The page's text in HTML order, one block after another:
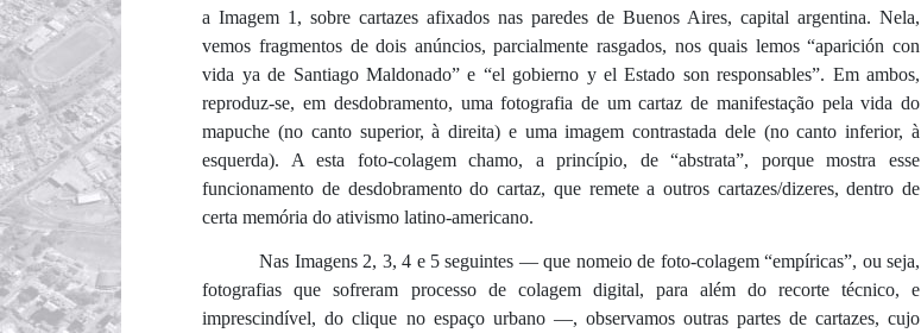
a Imagem 1, sobre cartazes afixados nas paredes de Buenos Aires, capital argentina. Nela,
vemos fragmentos de dois anúncios, parcialmente rasgados, nos quais lemos “aparición con
vida ya de Santiago Maldonado” e “el gobierno y el Estado son responsables”. Em ambos,
reproduz-se, em desdobramento, uma fotografia de um cartaz de manifestação pela vida do
mapuche (no canto superior, à direita) e uma imagem contrastada dele (no canto inferior, à
esquerda). A esta foto-colagem chamo, a princípio, de “abstrata”, porque mostra esse
funcionamento de desdobramento do cartaz, que remete a outros cartazes/dizeres, dentro de
certa memória do ativismo latino-americano.
Nas Imagens 2, 3, 4 e 5 seguintes — que nomeio de foto-colagem “empíricas”, ou seja,
fotografias que sofreram processo de colagem digital, para além do recorte técnico, e
imprescindível, do clique no espaço urbano —, observamos outras partes de cartazes, cujo